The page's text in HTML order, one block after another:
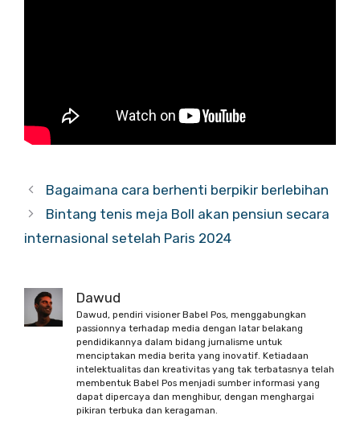
Bagaimana cara berhenti berpikir berlebihan
Bintang tenis meja Boll akan pensiun secara
internasional setelah Paris 2024
Dawud
Dawud, pendiri visioner Babel Pos, menggabungkan
passionnya terhadap media dengan latar belakang
pendidikannya dalam bidang jurnalisme untuk
menciptakan media berita yang inovatif. Ketiadaan
intelektualitas dan kreativitas yang tak terbatasnya telah
membentuk Babel Pos menjadi sumber informasi yang
dapat dipercaya dan menghibur, dengan menghargai
pikiran terbuka dan keragaman.